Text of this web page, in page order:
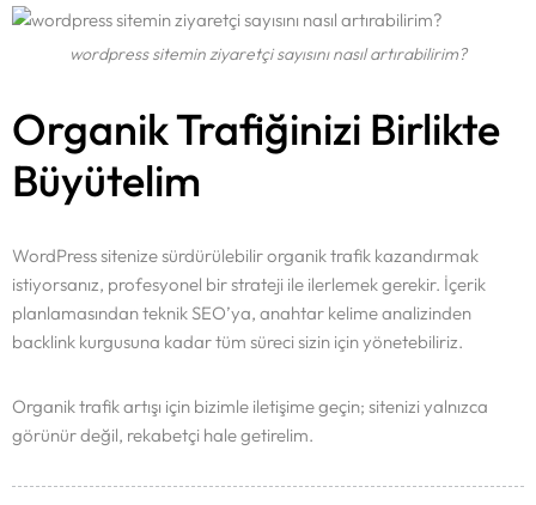
wordpress sitemin ziyaretçi sayısını nasıl artırabilirim?
Organik Trafiğinizi Birlikte
Büyütelim
WordPress sitenize sürdürülebilir organik trafik kazandırmak
istiyorsanız, profesyonel bir strateji ile ilerlemek gerekir. İçerik
planlamasından teknik SEO’ya, anahtar kelime analizinden
backlink kurgusuna kadar tüm süreci sizin için yönetebiliriz.
Organik trafik artışı için bizimle iletişime geçin; sitenizi yalnızca
görünür değil, rekabetçi hale getirelim.